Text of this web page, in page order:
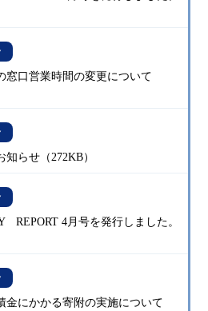
窓口営業時間の変更について
らせ（272KB）
REPORT 4月号を発行しました。
金にかかる寄附の実施について